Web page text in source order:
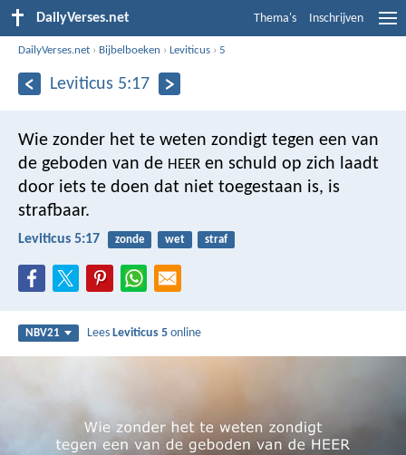
DailyVerses.net Thema's Inschrijven
DailyVerses.net › Bijbelboeken ›Leviticus ›5
Leviticus 5:17
Wie zonder het te weten zondigt tegen een van
de geboden van de HEER en schuld op zich laadt
door iets te doen dat niet toegestaan is, is
strafbaar.
Leviticus 5:17 zonde wet straf
NBV21 LeesLeviticus 5 online